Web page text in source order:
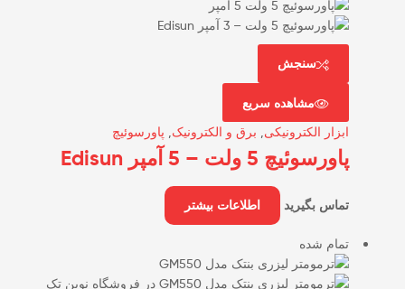
سنجش
مشاهده سریع
ابزار الکترونیکی برق و الکترونیک پاورسوئیچ
پاورسوئیچ 5 ولت – 5 آمپر Edisun
تماس بگیرید اطلاعات بیشتر
تمام شده